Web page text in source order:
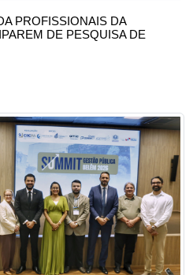
PROFISSIONAIS DA
DE PESQUISA DE